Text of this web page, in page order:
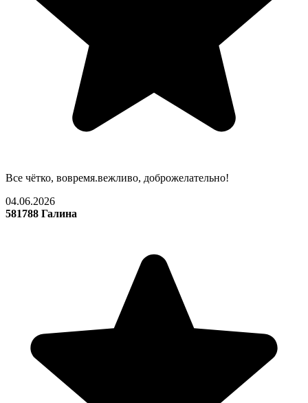
Все чётко, вовремя.вежливо, доброжелательно!
04.06.2026
581788 Галина